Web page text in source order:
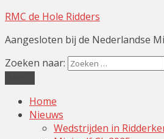
RMC de Hole Ridders
Aangesloten bij de Nederlandse
Zoeken naar:
Home
Nieuws
Wedstrijden in